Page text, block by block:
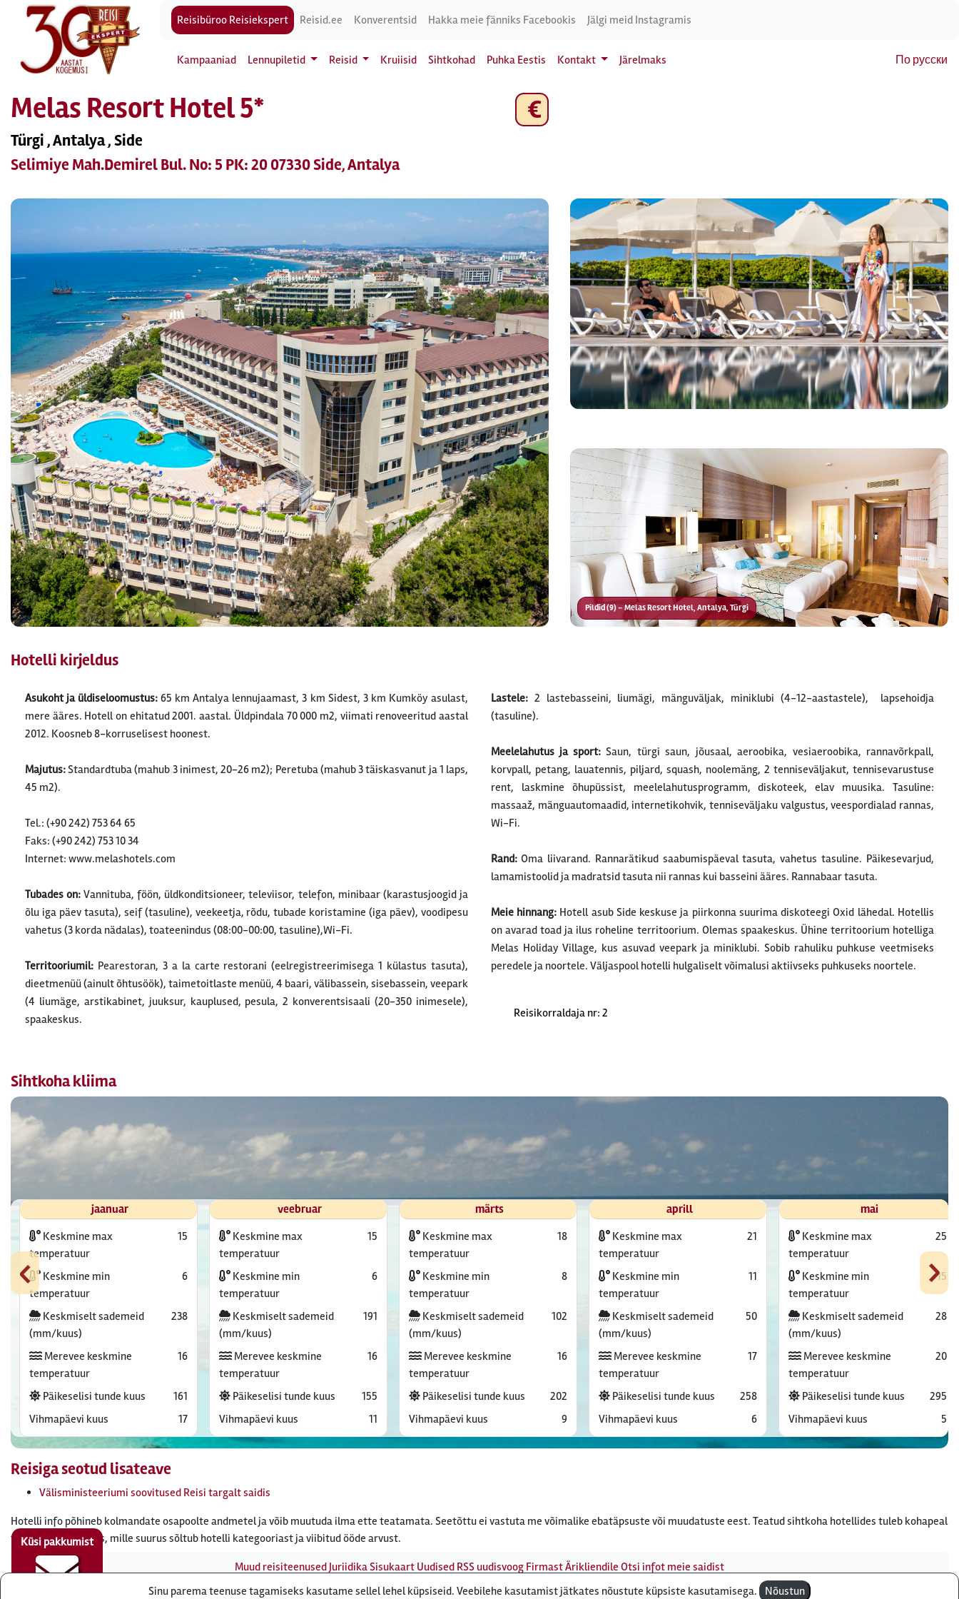
Reisibüroo Reisiekspert Reisid.ee Konverentsid Hakka meie fänniks Facebookis Jälgi meid Instagramis
Kampaaniad Lennupiletid Reisid Kruiisid Sihtkohad Puhka Eestis Kontakt Järelmaks По русски
Melas Resort Hotel 5*
Türgi , Antalya , Side
Selimiye Mah.Demirel Bul. No: 5 PK: 20 07330 Side, Antalya
€
Pildid (9) – Melas Resort Hotel, Antalya, Türgi
Hotelli kirjeldus
Asukoht ja üldiseloomustus: 65 km Antalya lennujaamast, 3 km Sidest, 3 km Kumköy asulast,
mere ääres. Hotell on ehitatud 2001. aastal. Üldpindala 70 000 m2, viimati renoveeritud aastal
2012. Koosneb 8-korruselisest hoonest.
Majutus:Standardtuba (mahub 3 inimest, 20-26 m2); Peretuba (mahub 3 täiskasvanut ja 1 laps,
45 m2).
Tel.: (+90 242) 753 64 65
Faks: (+90 242) 753 10 34
Internet: www.melashotels.com
Tubades on: Vannituba, föön, üldkonditsioneer, televiisor, telefon, minibaar (karastusjoogid ja
õlu iga päev tasuta), seif (tasuline), veekeetja, rõdu, tubade koristamine (iga päev), voodipesu
vahetus (3 korda nädalas), toateenindus (08:00-00:00, tasuline),Wi-Fi.
Territooriumil: Pearestoran, 3 a la carte restorani (eelregistreerimisega 1 külastus tasuta),
dieetmenüü (ainult õhtusöök), taimetoitlaste menüü, 4 baari, välibassein, sisebassein, veepark
(4 liumäge, arstikabinet, juuksur, kauplused, pesula, 2 konverentsisaali (20-350 inimesele),
spaakeskus.
Lastele: 2 lastebasseini, liumägi, mänguväljak, miniklubi (4-12-aastastele), lapsehoidja
(tasuline).
Meelelahutus ja sport: Saun, türgi saun, jõusaal, aeroobika, vesiaeroobika, rannavõrkpall,
korvpall, petang, lauatennis, piljard, squash, noolemäng, 2 tenniseväljakut, tennisevarustuse
rent, laskmine õhupüssist, meelelahutusprogramm, diskoteek, elav muusika. Tasuline:
massaaž, mänguautomaadid, internetikohvik, tenniseväljaku valgustus, veespordialad rannas,
Wi-Fi.
Rand: Oma liivarand. Rannarätikud saabumispäeval tasuta, vahetus tasuline. Päikesevarjud,
lamamistoolid ja madratsid tasuta nii rannas kui basseini ääres. Rannabaar tasuta.
Meie hinnang: Hotell asub Side keskuse ja piirkonna suurima diskoteegi Oxid lähedal. Hotellis
on avarad toad ja ilus roheline territoorium. Olemas spaakeskus. Ühine territoorium hotelliga
Melas Holiday Village, kus asuvad veepark ja miniklubi. Sobib rahuliku puhkuse veetmiseks
peredele ja noortele. Väljaspool hotelli hulgaliselt võimalusi aktiivseks puhkuseks noortele.
Reisikorraldaja nr: 2
Sihtkoha kliima
‹ ›
jaanuar
Keskmine max
temperatuur
15
Keskmine min
temperatuur
6
Keskmiselt sademeid
(mm/kuus)
238
Merevee keskmine
temperatuur
16
Päikeselisi tunde kuus
161
Vihmapäevi kuus
17
veebruar
Keskmine max
temperatuur
15
Keskmine min
temperatuur
6
Keskmiselt sademeid
(mm/kuus)
191
Merevee keskmine
temperatuur
16
Päikeselisi tunde kuus
155
Vihmapäevi kuus
11
märts
Keskmine max
temperatuur
18
Keskmine min
temperatuur
8
Keskmiselt sademeid
(mm/kuus)
102
Merevee keskmine
temperatuur
16
Päikeselisi tunde kuus
202
Vihmapäevi kuus
9
aprill
Keskmine max
temperatuur
21
Keskmine min
temperatuur
11
Keskmiselt sademeid
(mm/kuus)
50
Merevee keskmine
temperatuur
17
Päikeselisi tunde kuus
258
Vihmapäevi kuus
6
mai
Keskmine max
temperatuur
25
Keskmine min
temperatuur
15
Keskmiselt sademeid
(mm/kuus)
28
Merevee keskmine
temperatuur
20
Päikeselisi tunde kuus
295
Vihmapäevi kuus
5
Reisiga seotud lisateave
Välisministeeriumi soovitused Reisi targalt saidis
Hotelli info põhineb kolmandate osapoolte andmetel ja võib muutuda ilma ette teatamata. Seetõttu ei vastuta me võimalike ebatäpsuste või muudatuste eest. Teatud sihtkoha hotellides tuleb kohapeal
tasuda turismimaks, mille suurus sõltub hotelli kategooriast ja viibitud ööde arvust.
Küsi pakkumist
Muud reisiteenusedJuriidikaSisukaart Uudised RSS uudisvoog FirmastÄrikliendile Otsi infot meie saidist
Reisibüroo Reisiekspert, Roosikrantsi 8B Tallinn, Eesti - e-post: ebyroo[ät]reisiekspert.ee - telefon:610 8600
Sinu parema teenuse tagamiseks kasutame sellel lehel küpsiseid. Veebilehe kasutamist jätkates nõustute küpsiste kasutamisega. Nõustun